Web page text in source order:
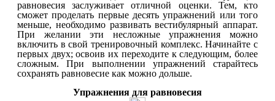
равновесия заслуживает отличной оценки. Тем, кто
сможет проделать первые десять упражнений или того
меньше, необходимо развивать вестибулярный аппарат.
При желании эти несложные упражнения можно
включить в свой тренировочный комплекс. Начинайте с
первых двух; освоив их переходите к следующим, более
сложным. При выполнении упражнений старайтесь
сохранять равновесие как можно дольше.
Упражнения для равновесия